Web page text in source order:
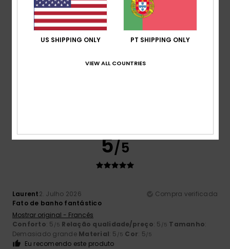
Tamanho
Material
5/5
Laurent2. Julho 2026
Compra verificada
Fato de banho fantástico
Mostrar original - Francês
Conforto: 5 /5 Relação qualidade/preço: 5 /5 Tamanho:
Demasiado grande Material: 5 /5 Cor: 5/5
Eu recomendo este produto
US SHIPPING ONLY PT SHIPPING ONLY
VIEW ALL COUNTRIES